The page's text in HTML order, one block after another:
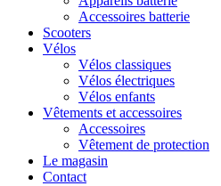
Accessoires batterie
Scooters
Vélos
Vélos classiques
Vélos électriques
Vélos enfants
Vêtements et accessoires
Accessoires
Vêtement de protection
Le magasin
Contact